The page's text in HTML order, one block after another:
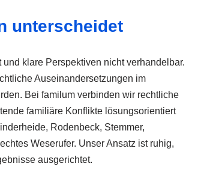
unterscheidet
klare Perspektiven nicht verhandelbar.
Auseinandersetzungen im
Bei familum verbinden wir rechtliche
familiäre Konflikte lösungsorientiert
Rodenbeck, Stemmer,
Weserufer. Unser Ansatz ist ruhig,
ausgerichtet.